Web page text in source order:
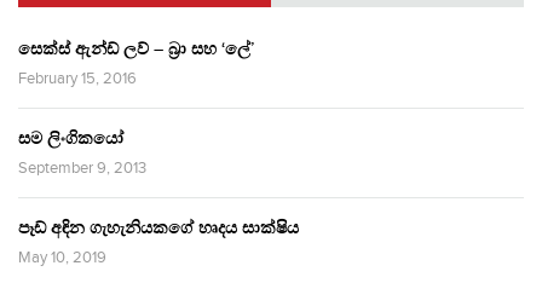
සෙක්ස් ඇන්ඩ් ලව් – බ්‍රා සහ ‘ලේ’
February 15, 2016
සම ලිංගිකයෝ
September 9, 2013
පෑඩ් අඳින ගැහැනියකගේ හෘදය සාක්ෂිය
May 10, 2019